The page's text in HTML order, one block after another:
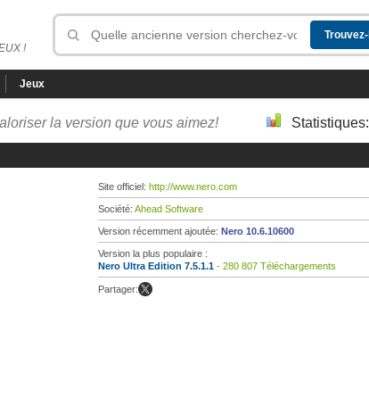
!
Jeux
la version que vous aimez! Statistiques:
Site officiel: http://www.nero.com
Société: Ahead Software
Version récemment ajoutée: Nero 10.6.10600
Version la plus populaire :
Nero Ultra Edition 7.5.1.1 - 280 807 Téléchargements
Partager: